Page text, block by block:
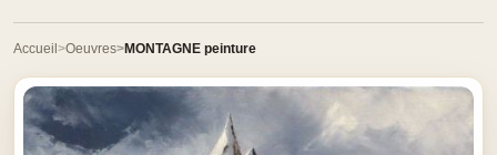
Accueil Oeuvres MONTAGNE peinture